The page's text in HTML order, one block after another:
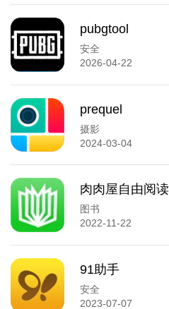
pubgtool
安全
2026-04-22
prequel
摄影
2024-03-04
肉肉屋自由阅读
图书
2022-11-22
91助手
安全
2023-07-07